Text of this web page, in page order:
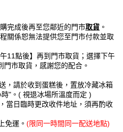
完成後再至您鄰近的門市取貨 。
關係恕無法提供您至門市付款並取
11點後】再到門市取貨；選擇下午
市取貨，感謝您的配合。
，請於收到蛋糕後，置放冷藏冰箱
"。( 視退冰場所溫度而定 )
當日臨時更改收件地址，須再酌收
免運。 (限同一時間同一配送地點)